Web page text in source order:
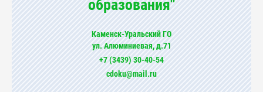
образования"
Каменск-Уральский ГО
ул. Алюминиевая, д.71
+7 (3439) 30-40-54
cdoku@mail.ru